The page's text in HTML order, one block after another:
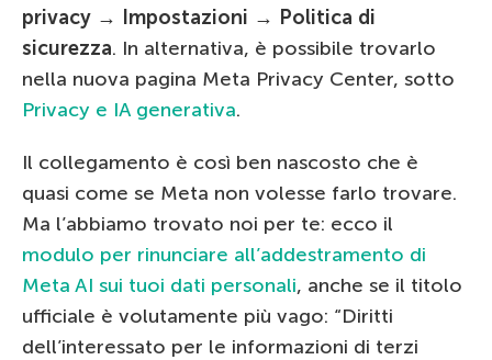
privacy → Impostazioni → Politica di
sicurezza. In alternativa, è possibile trovarlo
nella nuova pagina Meta Privacy Center, sotto
Privacy e IA generativa.
Il collegamento è così ben nascosto che è
quasi come se Meta non volesse farlo trovare.
Ma l’abbiamo trovato noi per te: ecco il
modulo per rinunciare all’addestramento di
Meta AI sui tuoi dati personali, anche se il titolo
ufficiale è volutamente più vago: “Diritti
dell’interessato per le informazioni di terzi